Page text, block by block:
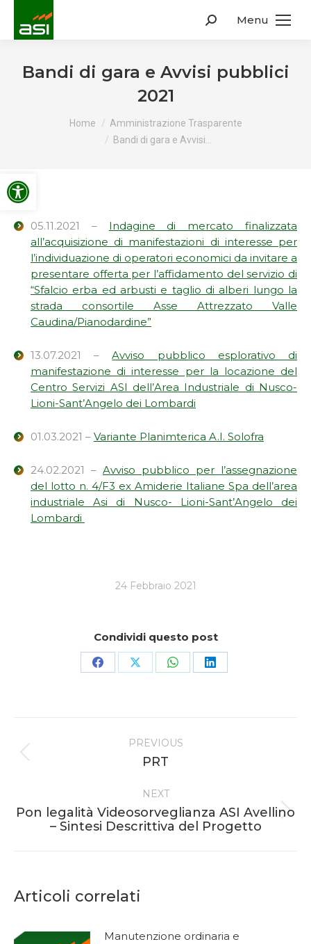
Apri la barra degli strumenti
Menu
Search:
Bandi di gara e Avvisi pubblici
2021
You are here:
Home
Amministrazione Trasparente
Bandi di gara e Avvisi…
05.11.2021 – Indagine di mercato finalizzata
all’acquisizione di manifestazioni di interesse per
l’individuazione di operatori economici da invitare a
presentare offerta per l’affidamento del servizio di
“Sfalcio erba ed arbusti e taglio di alberi lungo la
strada consortile Asse Attrezzato Valle
Caudina/Pianodardine”
13.07.2021 –Avviso pubblico esplorativo di
manifestazione di interesse per la locazione del
Centro Servizi ASI dell’Area Industriale di Nusco-
Lioni-Sant’Angelo dei Lombardi
01.03.2021 – Variante Planimterica A.I. Solofra
24.02.2021 – Avviso pubblico per l’assegnazione
del lotto n. 4/F3 ex Amiderie Italiane Spa dell’area
industriale Asi di Nusco- Lioni-Sant’Angelo dei
Lombardi
24 Febbraio 2021
Condividi questo post
Share Share Share Share
navigation
PREVIOUS
Previous
PRT
NEXT
Next
post:
Pon legalità Videosorveglianza ASI Avellino
– Sintesi Descrittiva del Progetto
Articoli correlati
Manutenzione ordinaria e